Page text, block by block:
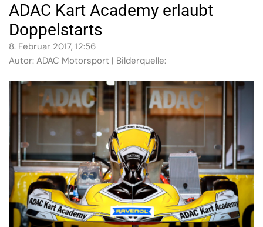
ADAC Kart Academy erlaubt
Doppelstarts
8. Februar 2017, 12:56
Autor: ADAC Motorsport | Bilderquelle: